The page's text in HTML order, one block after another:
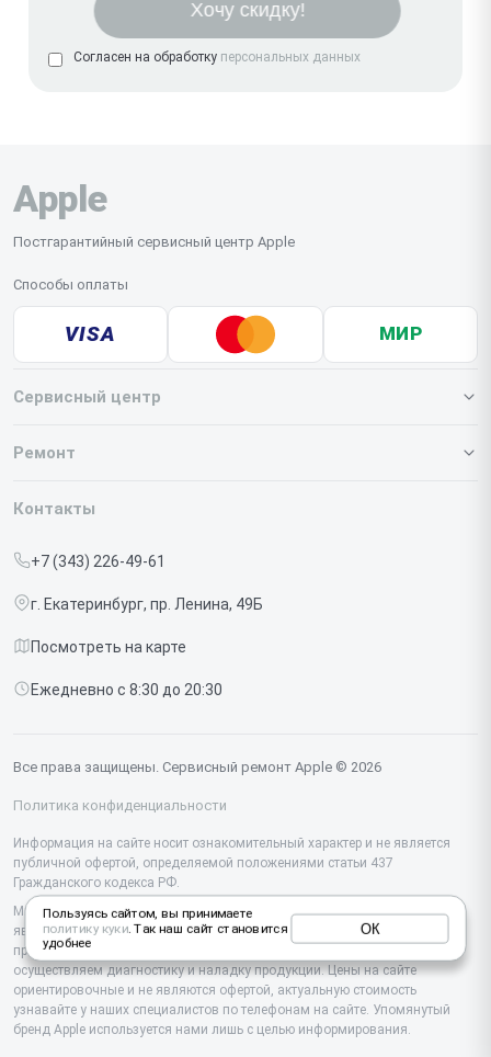
Согласен на обработку персональных данных
Apple
Постгарантийный сервисный центр Apple
Способы оплаты
VISA МИР
Сервисный центр
О нашем сервисе
Срочный ремонт
Доставка и способы оплаты
Диагностика
Контакты
Ремонт
Iphone
Studio Display
Vision Pro
Контакты
+7 (343) 226-49-61
г. Екатеринбург, пр. Ленина, 49Б
Посмотреть на карте
Ежедневно с 8:30 до 20:30
Все права защищены. Сервисный ремонт Apple © 2026
Политика конфиденциальности
Информация на сайте носит ознакомительный характер и не является
публичной офертой, определяемой положениями статьи 437
Гражданского кодекса РФ.
Мы специализируемся на обслуживании и ремонте техники Apple, но не
являемся их официальным представителем. Предоставляем
профессиональные услуги после истечения гарантии, а также
осуществляем диагностику и наладку продукции. Цены на сайте
ориентировочные и не являются офертой, актуальную стоимость
узнавайте у наших специалистов по телефонам на сайте. Упомянутый
бренд Apple используется нами лишь с целью информирования.
Пользуясь сайтом, вы принимаете
политику куки. Так наш сайт становится
удобнее
ОК